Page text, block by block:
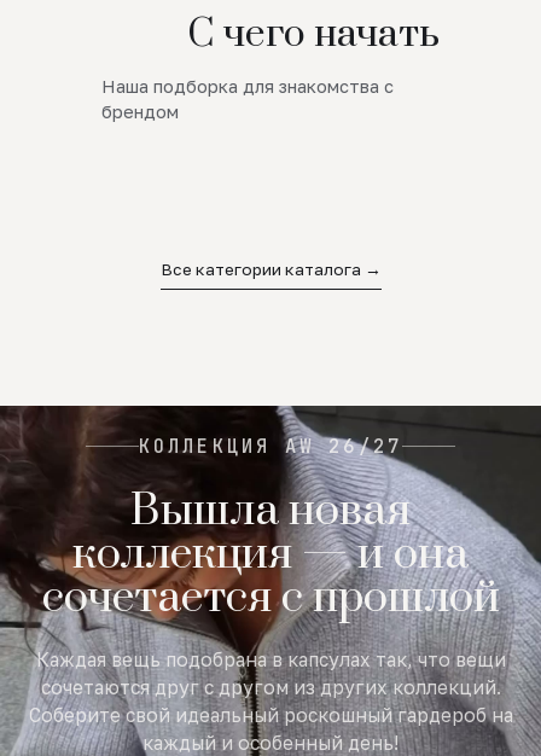
С чего начать
Наша подборка для знакомства с
брендом
Новинки
SALE
Все категории каталога →
КОЛЛЕКЦИЯ AW 26/27
Вышла новая
коллекция — и она
сочетается с прошлой
Каждая вещь подобрана в капсулах так, что вещи
сочетаются друг с другом из других коллекций.
Соберите свой идеальный роскошный гардероб на
каждый и особенный день!